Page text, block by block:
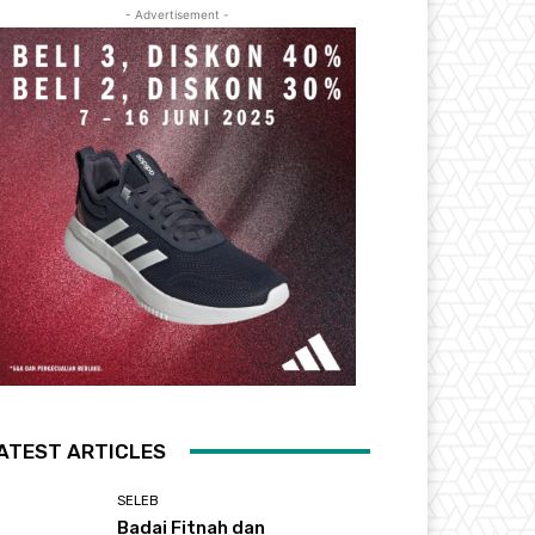
- Advertisement -
ARTICLES
SELEB
Badai Fitnah dan